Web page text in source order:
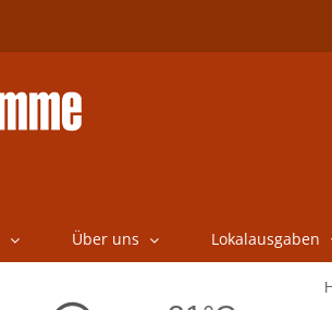
Über uns Lokalausgaben